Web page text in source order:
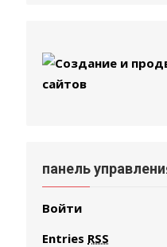
панель
Войти
Entries RSS